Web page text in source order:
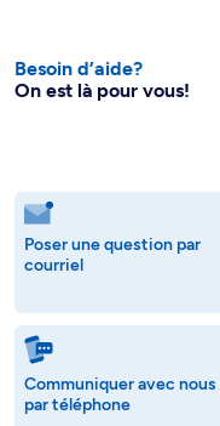
Besoin d’aide?
On est là pour vous!
Poser une question par
courriel
Communiquer avec nous
par téléphone